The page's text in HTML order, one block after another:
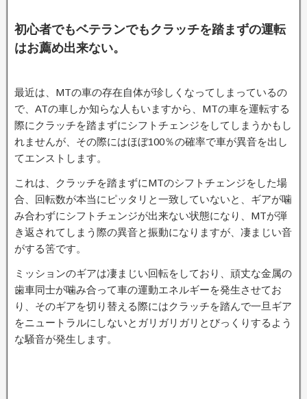
初心者でもベテランでもクラッチを踏まずの運転
はお薦め出来ない。
最近は、MTの車の存在自体が珍しくなってしまっているの
で、ATの車しか知らな人もいますから、MTの車を運転する
際にクラッチを踏まずにシフトチェンジをしてしまうかもし
れませんが、その際にはほぼ100％の確率で車が異音を出し
てエンストします。
これは、クラッチを踏まずにMTのシフトチェンジをした場
合、回転数が本当にピッタリと一致していないと、ギアが噛
み合わずにシフトチェンジが出来ない状態になり、MTが弾
き返されてしまう際の異音と振動になりますが、凄まじい音
がする筈です。
ミッションのギアは凄まじい回転をしており、頑丈な金属の
歯車同士が噛み合って車の運動エネルギーを発生させてお
り、そのギアを切り替える際にはクラッチを踏んで一旦ギア
をニュートラルにしないとガリガリガリとびっくりするよう
な騒音が発生します。